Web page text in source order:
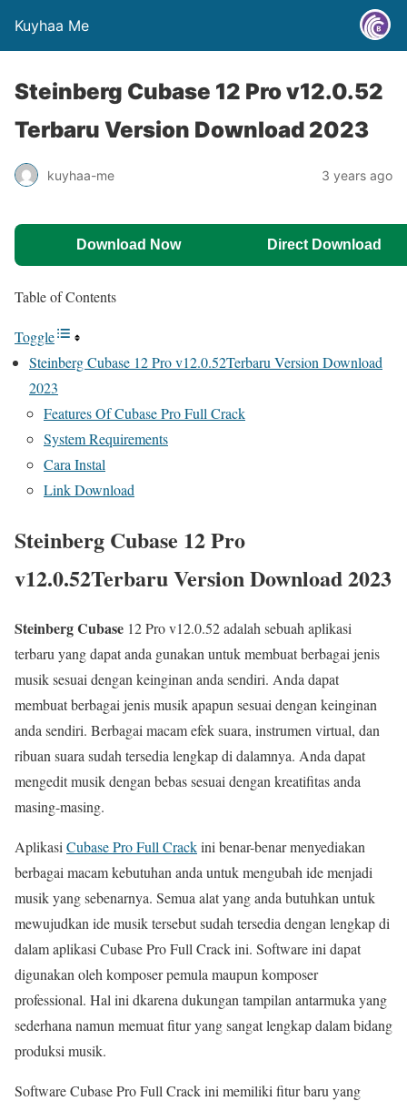
Kuyhaa Me
Steinberg Cubase 12 Pro v12.0.52
Terbaru Version Download 2023
kuyhaa-me 3 years ago
Download Now Direct Download
Table of Contents
Toggle
Steinberg Cubase 12 Pro v12.0.52Terbaru Version Download
2023
Features Of Cubase Pro Full Crack
System Requirements
Cara Instal
Link Download
Steinberg Cubase 12 Pro
v12.0.52Terbaru Version Download 2023
Steinberg Cubase 12 Pro v12.0.52 adalah sebuah aplikasi
terbaru yang dapat anda gunakan untuk membuat berbagai jenis
musik sesuai dengan keinginan anda sendiri. Anda dapat
membuat berbagai jenis musik apapun sesuai dengan keinginan
anda sendiri. Berbagai macam efek suara, instrumen virtual, dan
ribuan suara sudah tersedia lengkap di dalamnya. Anda dapat
mengedit musik dengan bebas sesuai dengan kreatifitas anda
masing-masing.
Aplikasi Cubase Pro Full Crackini benar-benar menyediakan
berbagai macam kebutuhan anda untuk mengubah ide menjadi
musik yang sebenarnya. Semua alat yang anda butuhkan untuk
mewujudkan ide musik tersebut sudah tersedia dengan lengkap di
dalam aplikasi Cubase Pro Full Crack ini. Software ini dapat
digunakan oleh komposer pemula maupun komposer
professional. Hal ini dkarena dukungan tampilan antarmuka yang
sederhana namun memuat fitur yang sangat lengkap dalam bidang
produksi musik.
Software Cubase Pro Full Crack ini memiliki fitur baru yang